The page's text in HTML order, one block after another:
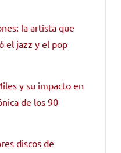
la artista que
el jazz y el pop
y su impacto en
de los 90
discos de